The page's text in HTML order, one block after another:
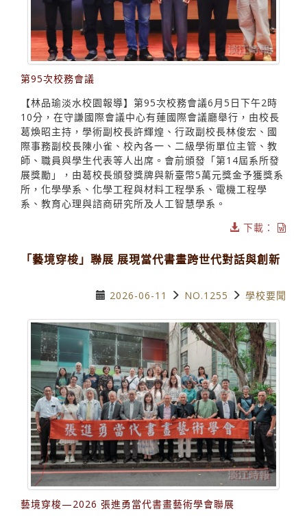
第95次校務會議
【林品瑜淡水校園報導】第95次校務會議6月5日下午2時
10分，在守謙國際會議中心有蓮國際會議廳舉行，由校長
葛煥昭主持，學術副校長許輝煌、行政副校長林俊宏、國
際事務副校長陳小雀、校內各一、二級學術單位主管、教
師、職員與學生代表等人出席。會前頒發「第14屆系所發
展獎勵」，由葛校長頒發獎牌與新臺幣5萬元獎金予獲獎系
所，化學學系、化學工程與材料工程學系、電機工程學
系、教育心理與諮商研究所及人工智慧學系。
下載：
「藝境穿梭」聯展 展現當代書畫跨世代對話與創新
2026-06-11 NO.1255 學校要聞
藝境穿梭—2026 張進勇當代書畫藝術學會聯展